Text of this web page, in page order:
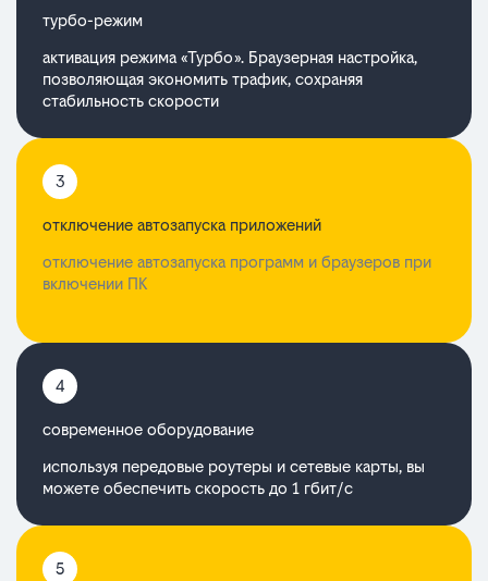
турбо-режим
активация режима «Турбо». Браузерная настройка,
позволяющая экономить трафик, сохраняя
стабильность скорости
3
отключение автозапуска приложений
отключение автозапуска программ и браузеров при
включении ПК
4
cовременное оборудование
используя передовые роутеры и сетевые карты, вы
можете обеспечить скорость до 1 гбит/с
5